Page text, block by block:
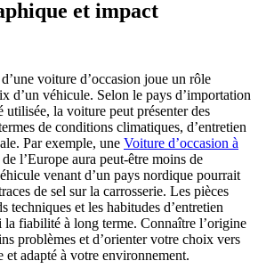
et impact
voiture d’occasion joue un rôle
d’un véhicule. Selon le pays d’importation
utilisée, la voiture peut présenter des
de conditions climatiques, d’entretien
Par exemple, une Voiture d’occasion à
l’Europe aura peut-être moins de
venant d’un pays nordique pourrait
de sel sur la carrosserie. Les pièces
techniques et les habitudes d’entretien
la fiabilité à long terme. Connaître l’origine
problèmes et d’orienter votre choix vers
adapté à votre environnement.